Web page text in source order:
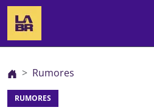
Rumores
RUMORES